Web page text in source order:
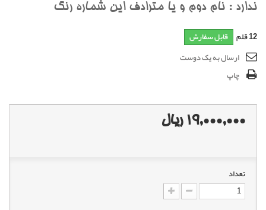
ندارد : نام دوم و يا مترادف اين شماره رنگ
12قلم قابل سفارش
ارسال به یک دوست
چاپ
19,000,000 ریال
تعداد